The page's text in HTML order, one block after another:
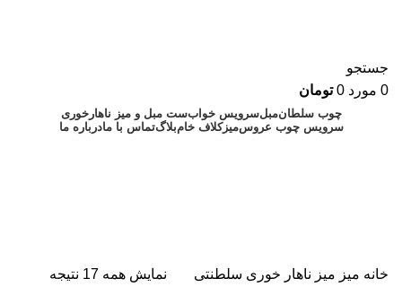
جستجو
0 مورد 0 تومان
چوب سلطانمبلسرویس خوابست مبل و میز ناهارخوری
سرویس چوب عروسمیزکلاف خامبلاگتماس با مادرباره ما
خانه میز میز ناهار خوری سلطنتی نمایش همه 17 نتیجه